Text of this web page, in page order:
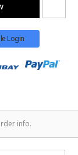
Login
info.